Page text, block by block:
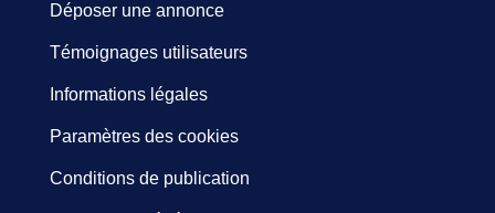
Déposer une annonce
Témoignages utilisateurs
Informations légales
Paramètres des cookies
Conditions de publication